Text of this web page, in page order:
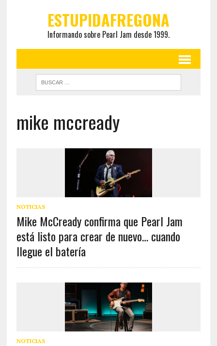
ESTUPIDAFREGONA
Informando sobre Pearl Jam desde 1999.
mike mccready
NOTICIAS
Mike McCready confirma que Pearl Jam
está listo para crear de nuevo… cuando
llegue el batería
NOTICIAS